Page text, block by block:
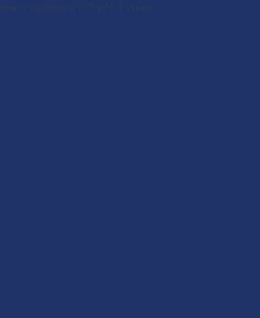
options s'offrent à vous :